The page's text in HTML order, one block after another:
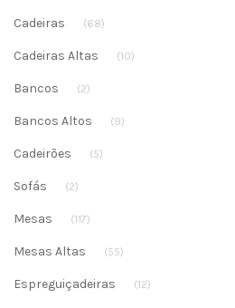
Cadeiras (68)
Cadeiras Altas (10)
Bancos (2)
Bancos Altos (9)
Cadeirões (5)
Sofás (2)
Mesas (117)
Mesas Altas (55)
Espreguiçadeiras (12)